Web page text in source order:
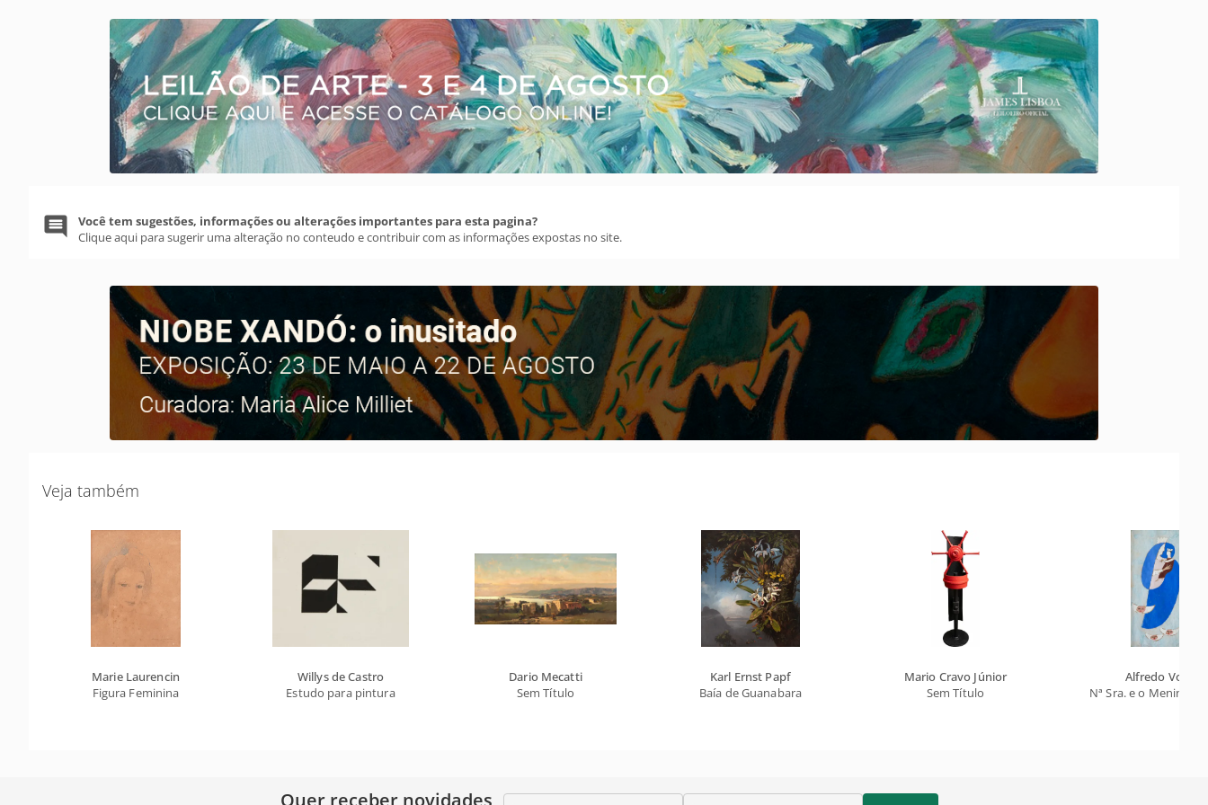
Você tem sugestões, informações ou alterações importantes para esta pagina?
Clique aqui para sugerir uma alteração no conteudo e contribuir com as informações expostas no site.
Veja também
Marie Laurencin
Figura Feminina
Willys de Castro
Estudo para pintura
Dario Mecatti
Sem Título
Karl Ernst Papf
Baía de Guanabara
Mario Cravo Júnior
Sem Título
Alfredo Volpi
Nª Sra. e o Menino -
Quer receber novidades